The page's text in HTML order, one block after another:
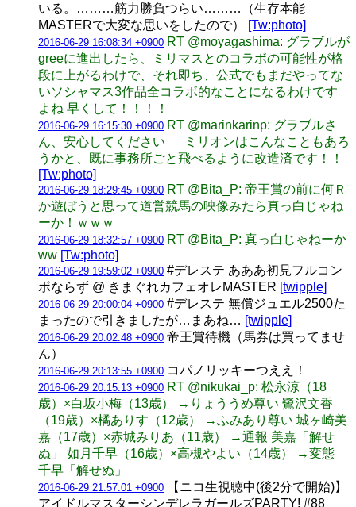
いる。………筋力勝負つらい………（生存本能
MASTERで大変な思いをしたので）
[Tw:photo]
2016-06-29 16:08:34 +0900 RT @moyagashima: グラブルが
greeに進出したら、ミリマスとのコラボの可能性が格
段に上がるわけで、それ即ち、公式でもまだやってな
いソシャマス3作品全コラボ的なことになるわけです
よね 早くして！！！！
2016-06-29 16:15:30 +0900 RT @marinkarinp: グラブルさ
ん、安心してください ミリオンはこんなこともあろ
うかと、既に事務所ごと飛べるように改造済です！！
[Tw:photo]
2016-06-29 18:29:45 +0900 RT @Bita_P: 帝王賞の前に何Ｒ
か遊ぼうと思って道営競馬の映像みたら真っ白じゃね
ーか！ｗｗｗ
2016-06-29 18:32:57 +0900 RT @Bita_P: 真っ白じゃねーか
ww [Tw:photo]
2016-06-29 19:59:02 +0900 #デレステ あああ初見フルコン
ボならず @ きまぐれカフェオレMASTER [twipple]
2016-06-29 20:00:04 +0900 #デレステ 無償ジュエル2500た
まったので引きましたが…まあね… [twipple]
2016-06-29 20:02:48 +0900 帝王賞待機（馬券は買ってませ
ん）
2016-06-29 20:13:55 +0900 コパノリッキーつええ！
2016-06-29 20:15:13 +0900 RT @nikukai_p: 松永涼（18
歳）×白坂小梅（13歳） →りょううめ尊い 鷺沢文香
（19歳）×橘ありす（12歳） →ふみあり尊い 城ヶ崎美
嘉（17歳）×赤城みりあ（11歳） →通報 美嘉「解せ
ぬ」 如月千早（16歳）×高槻やよい（14歳） →変態
千早「解せぬ」
2016-06-29 21:57:01 +0900 【ニコ生視聴中(後2分で開始)】
アイドルマスターシンデレラガールズPARTY! #88